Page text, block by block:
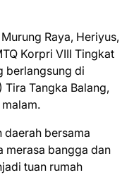
Raya, Heriyus,
Korpri VIII Tingkat
berlangsung di
Tira Tangka Balang,
daerah bersama
merasa bangga dan
tuan rumah